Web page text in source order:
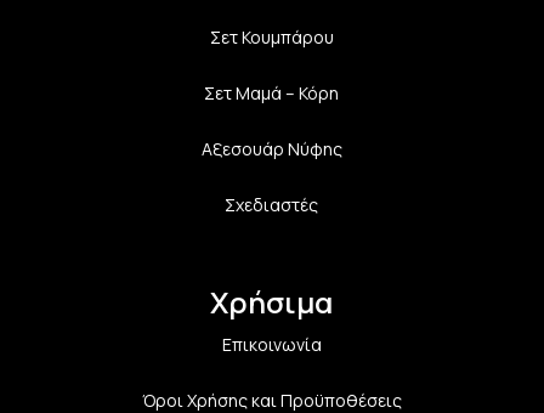
Σετ Κουμπάρου
Σετ Μαμά – Κόρη
Αξεσουάρ Νύφης
Σχεδιαστές
Χρήσιμα
Επικοινωνία
Όροι Χρήσης και Προϋποθέσεις